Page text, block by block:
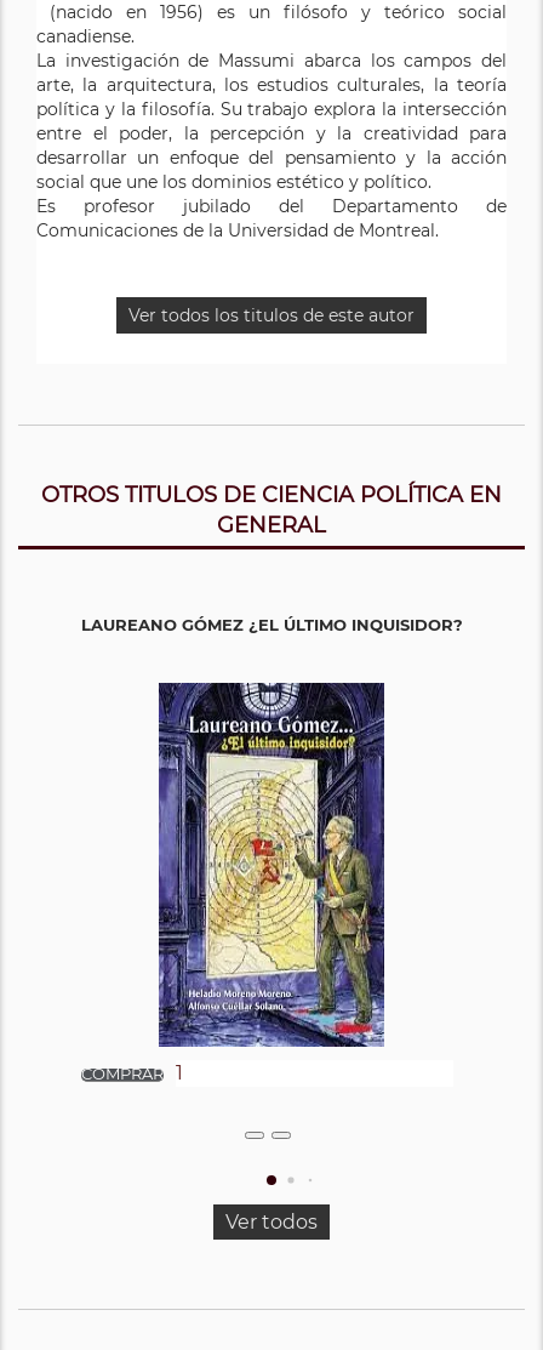
(nacido en 1956) es un filósofo y teórico social
canadiense.
La investigación de Massumi abarca los campos del
arte, la arquitectura, los estudios culturales, la teoría
política y la filosofía. Su trabajo explora la intersección
entre el poder, la percepción y la creatividad para
desarrollar un enfoque del pensamiento y la acción
social que une los dominios estético y político.
Es profesor jubilado del Departamento de
Comunicaciones de la Universidad de Montreal.
Ver todos los titulos de este autor
OTROS TITULOS DE CIENCIA POLÍTICA EN
GENERAL
LAUREANO GÓMEZ ¿EL ÚLTIMO INQUISIDOR?
Ver todos